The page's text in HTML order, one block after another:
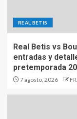
REAL BETIS
Real Betis vs
entradas y
pretemporada
7 agosto, 2026